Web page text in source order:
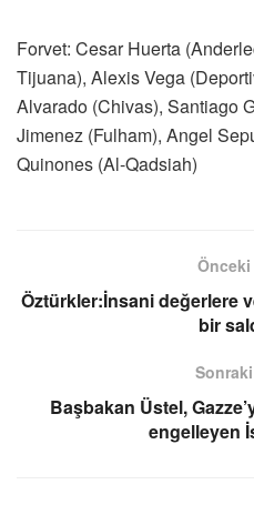
Forvet: Cesar Huerta
Tijuana), Alexis Vega
Alvarado (Chivas), Santiago
Jimenez (Fulham), Angel
Quinones (Al-Qadsiah)
Önceki
Öztürkler:İnsani değerlere
bir
Başbakan Üstel,
engelleyen